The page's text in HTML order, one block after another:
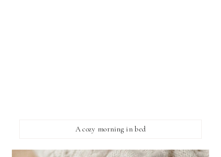
A cozy morning in bed